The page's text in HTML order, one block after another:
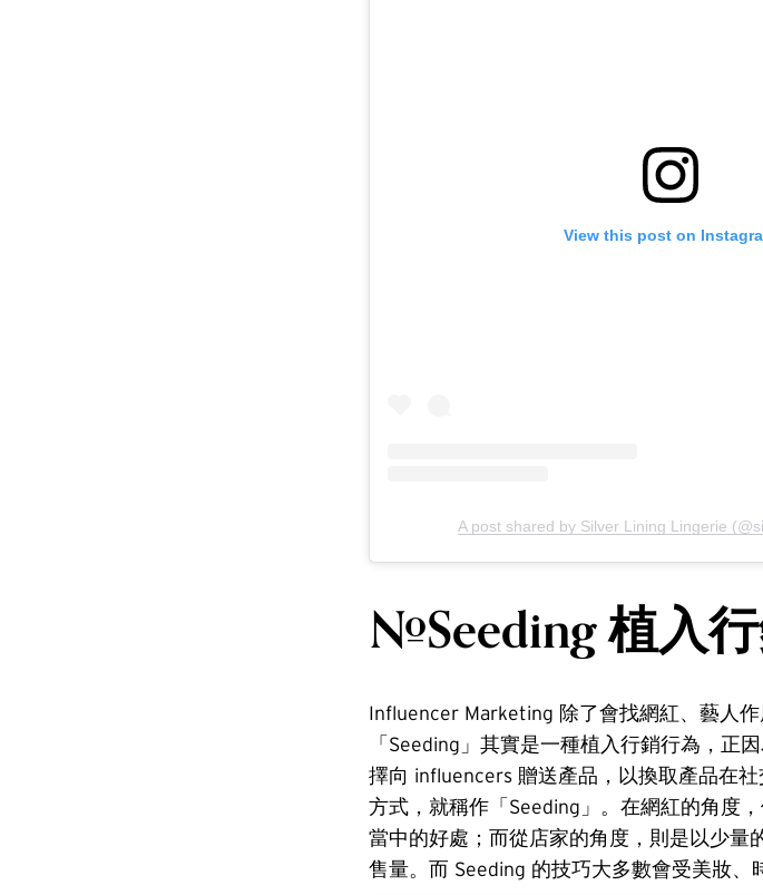
View this post on
A post shared by Silver Lining Lingerie
#Seeding 植入
Influencer Marketing 除了會找網紅、藝人
「Seeding」其實是一種植入行銷行為，正
擇向 influencers 贈送產品，以換取產品在
方式，就稱作「Seeding」。在網紅的角度
當中的好處；而從店家的角度，則是以少量
售量。而 Seeding 的技巧大多數會受美妝、